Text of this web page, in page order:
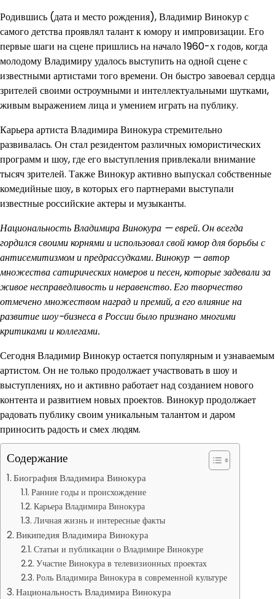
Родившись (дата и место рождения), Владимир Винокур с
самого детства проявлял талант к юмору и импровизации. Его
первые шаги на сцене пришлись на начало 1960-х годов, когда
молодому Владимиру удалось выступить на одной сцене с
известными артистами того времени. Он быстро завоевал сердца
зрителей своими остроумными и интеллектуальными шутками,
живым выражением лица и умением играть на публику.
Карьера артиста Владимира Винокура стремительно
развивалась. Он стал резидентом различных юмористических
программ и шоу, где его выступления привлекали внимание
тысяч зрителей. Также Винокур активно выпускал собственные
комедийные шоу, в которых его партнерами выступали
известные российские актеры и музыканты.
Национальность Владимира Винокура — еврей. Он всегда
гордился своими корнями и использовал свой юмор для борьбы с
антисемитизмом и предрассудками. Винокур — автор
множества сатирических номеров и песен, которые задевали за
живое несправедливость и неравенство. Его творчество
отмечено множеством наград и премий, а его влияние на
развитие шоу-бизнеса в России было признано многими
критиками и коллегами.
Сегодня Владимир Винокур остается популярным и узнаваемым
артистом. Он не только продолжает участвовать в шоу и
выступлениях, но и активно работает над созданием нового
контента и развитием новых проектов. Винокур продолжает
радовать публику своим уникальным талантом и даром
приносить радость и смех людям.
Содержание
Биография Владимира Винокура
Ранние годы и происхождение
Карьера Владимира Винокура
Личная жизнь и интересные факты
Википедия Владимира Винокура
Статьи и публикации о Владимире Винокуре
Участие Винокура в телевизионных проектах
Роль Владимира Винокура в современной культуре
Национальность Владимира Винокура